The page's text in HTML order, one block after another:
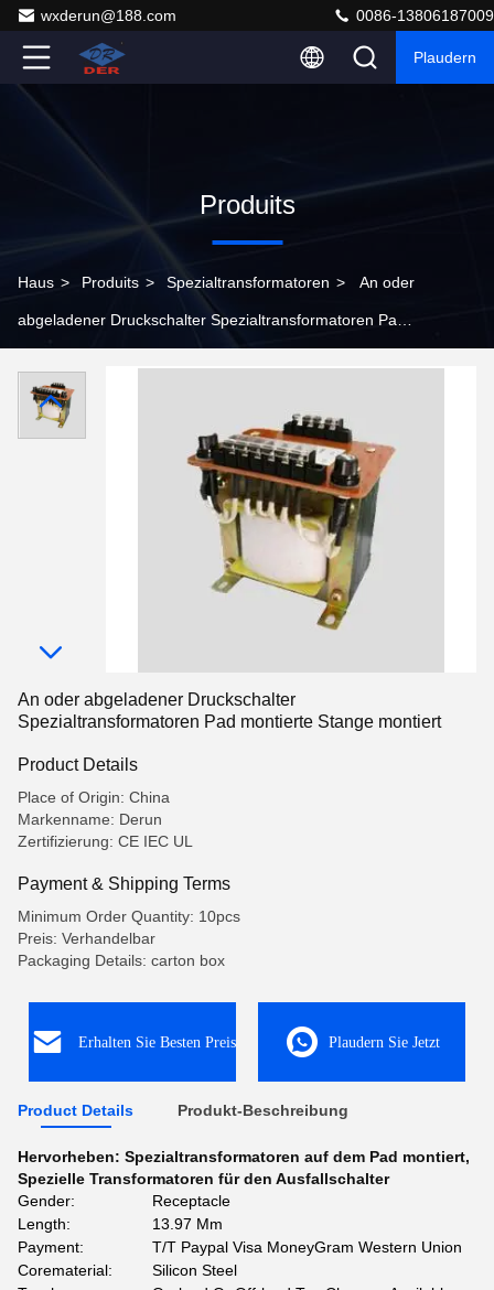
wxderun@188.com 0086-13806187009
Plaudern
Produits
Haus > Produits > Spezialtransformatoren > An oder
abgeladener Druckschalter Spezialtransformatoren Pad
An oder abgeladener Druckschalter
Spezialtransformatoren Pad montierte Stange montiert
Product Details
Place of Origin: China
Markenname: Derun
Zertifizierung: CE IEC UL
Payment & Shipping Terms
Minimum Order Quantity: 10pcs
Preis: Verhandelbar
Packaging Details: carton box
Erhalten Sie Besten Preis Plaudern Sie Jetzt
Product Details Produkt-Beschreibung
Hervorheben: Spezialtransformatoren auf dem Pad montiert,
Spezielle Transformatoren für den Ausfallschalter
Gender:
Receptacle
Length:
13.97 Mm
Payment:
T/T Paypal Visa MoneyGram Western Union
Corematerial:
Silicon Steel